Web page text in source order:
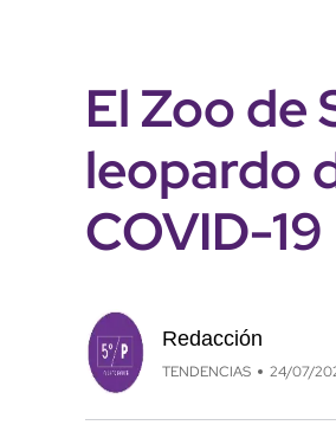
El Zoo de
leopardo
COVID-19
Redacción
TENDENCIAS 24/07/